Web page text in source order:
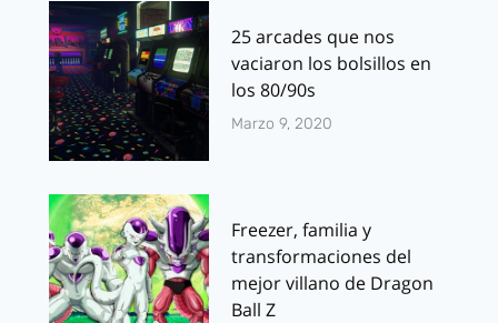
25 arcades que nos
vaciaron los bolsillos en
los 80/90s
Marzo 9, 2020
Freezer, familia y
transformaciones del
mejor villano de Dragon
Ball Z